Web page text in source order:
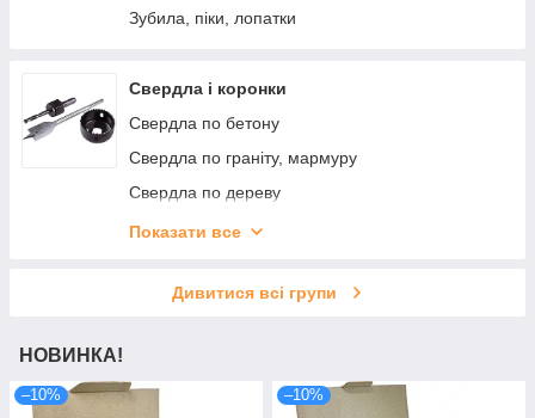
Зубила, піки, лопатки
Свердла і коронки
Свердла по бетону
Свердла по граніту, мармуру
Свердла по дереву
Свердла по кераміці
Свердла по склу
Показати все
Дивитися всі групи
НОВИНКА!
–10% –10%